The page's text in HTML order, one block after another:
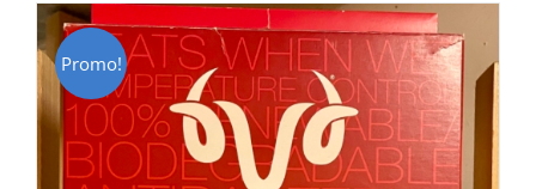
Promo!